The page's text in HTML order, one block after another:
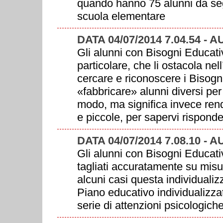
quando hanno 75 alunni da
scuola elementare
DATA 04/07/2014 7.04.54 -
Gli alunni con Bisogni
particolare, che li ostacola
cercare e riconoscere i
«fabbricare» alunni diversi
modo, ma significa invece
e piccole, per sapervi
DATA 04/07/2014 7.08.10 -
Gli alunni con Bisogni
tagliati accuratamente su
alcuni casi questa
Piano educativo
serie di attenzioni